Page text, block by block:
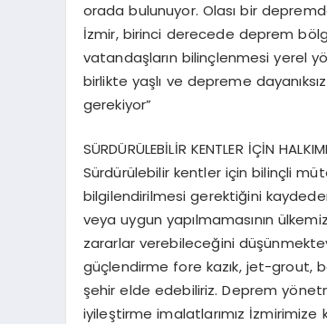
orada bulunuyor. Olası bir
İzmir, birinci derecede deprem
vatandaşların bilinçlenmesi yerel
birlikte yaşlı ve depreme
gerekiyor”
SÜRDÜRÜLEBİLİR KENTLER İÇİN
Sürdürülebilir kentler için bilinçli
bilgilendirilmesi gerektiğini
veya uygun yapılmamasının
zararlar verebileceğini
güçlendirme fore kazık, jet-grout,
şehir elde edebiliriz. Deprem
iyileştirme imalatlarımız